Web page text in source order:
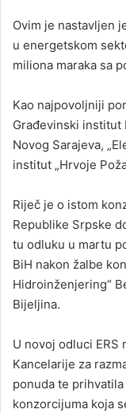
Ovim je nastavljen
u energetskom
miliona maraka sa
Kao najpovoljniji
Građevinski institut
Novog Sarajeva,
institut „Hrvoje
Riječ je o istom
Republike Srpske
tu odluku u martu
BiH nakon žalbe
Hidroinženjering“
Bijeljina.
U novoj odluci ERS
Kancelarije za
ponuda te
konzorcijuma koja